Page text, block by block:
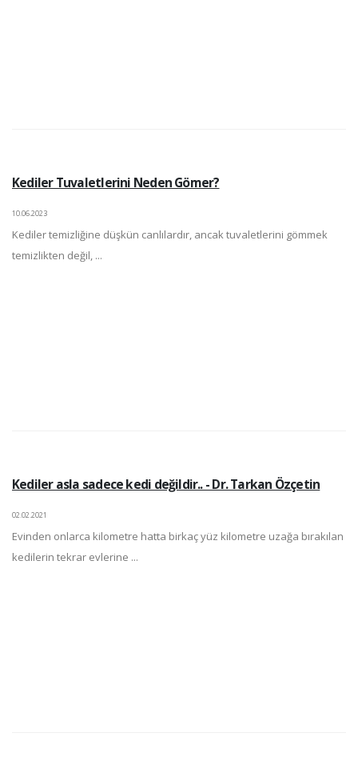
Kediler Tuvaletlerini Neden Gömer?
10.06.2023
Kediler temizliğine düşkün canlılardır, ancak tuvaletlerini gömmek
temizlikten değil, ...
Kediler asla sadece kedi değildir.. - Dr. Tarkan Özçetin
02.02.2021
Evinden onlarca kilometre hatta birkaç yüz kilometre uzağa bırakılan
kedilerin tekrar evlerine ...